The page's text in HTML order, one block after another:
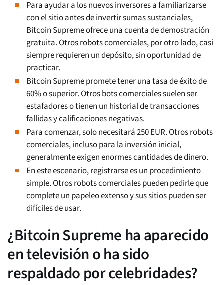
Para ayudar a los nuevos inversores a familiarizarse
con el sitio antes de invertir sumas sustanciales,
Bitcoin Supreme ofrece una cuenta de demostración
gratuita. Otros robots comerciales, por otro lado, casi
siempre requieren un depósito, sin oportunidad de
practicar.
Bitcoin Supreme promete tener una tasa de éxito de
60% o superior. Otros bots comerciales suelen ser
estafadores o tienen un historial de transacciones
fallidas y calificaciones negativas.
Para comenzar, solo necesitará 250 EUR. Otros robots
comerciales, incluso para la inversión inicial,
generalmente exigen enormes cantidades de dinero.
En este escenario, registrarse es un procedimiento
simple. Otros robots comerciales pueden pedirle que
complete un papeleo extenso y sus sitios pueden ser
difíciles de usar.
¿Bitcoin Supreme ha aparecido
en televisión o ha sido
respaldado por celebridades?